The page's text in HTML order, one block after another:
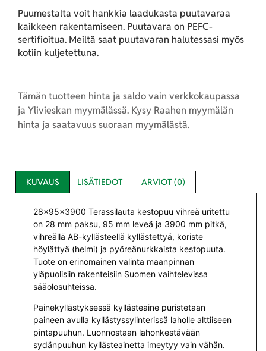
Puumestalta voit hankkia laadukasta puutavaraa
kaikkeen rakentamiseen. Puutavara on PEFC-
sertifioitua. Meiltä saat puutavaran halutessasi myös
kotiin kuljetettuna.
Tämän tuotteen hinta ja saldo vain verkkokaupassa
ja Ylivieskan myymälässä. Kysy Raahen myymälän
hinta ja saatavuus suoraan myymälästä.
KUVAUS LISÄTIEDOT ARVIOT (0)
28x95x3900 Terassilauta kestopuu vihreä uritettu
on 28 mm paksu, 95 mm leveä ja 3900 mm pitkä,
vihreällä AB-kyllästeellä kyllästettyä, koriste
höylättyä (helmi) ja pyöreänurkkaista kestopuuta.
Tuote on erinomainen valinta maanpinnan
yläpuolisiin rakenteisiin Suomen vaihtelevissa
sääolosuhteissa.
Painekyllästyksessä kyllästeaine puristetaan
paineen avulla kyllästyssylinterissä laholle alttiiseen
pintapuuhun. Luonnostaan lahonkestävään
sydänpuuhun kyllästeainetta imeytyy vain vähän.